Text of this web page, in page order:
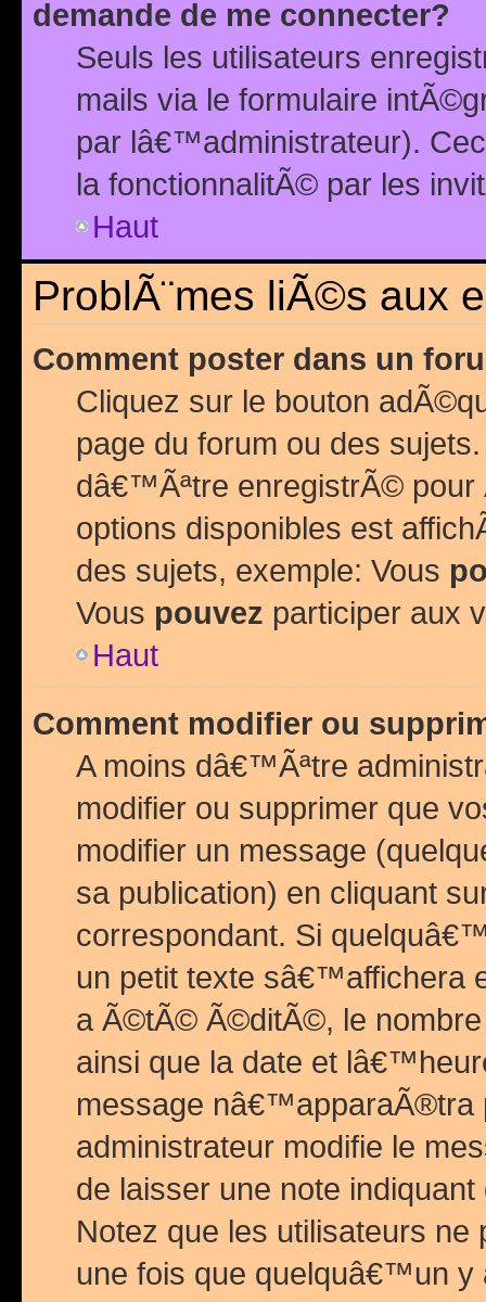
demande de me connecter?
Seuls les utilisateurs
mails via le formulaire
par lâ€™administrateur).
la fonctionnalitÃ© par les
Haut
ProblÃ¨mes liÃ©s aux
Comment poster dans un
Cliquez sur le bouton
page du forum ou des
dâ€™Ãªtre enregistrÃ©
options disponibles est
des sujets, exemple: Vous
Vous pouvez participer aux
Haut
Comment modifier ou
A moins dâ€™Ãªtre
modifier ou supprimer que
modifier un message
sa publication) en cliquant
correspondant. Si
un petit texte sâ€™affichera
a Ã©tÃ© Ã©ditÃ©, le
ainsi que la date et
message nâ€™apparaÃ®tra
administrateur modifie le
de laisser une note
Notez que les utilisateurs
une fois que quelquâ€™un y